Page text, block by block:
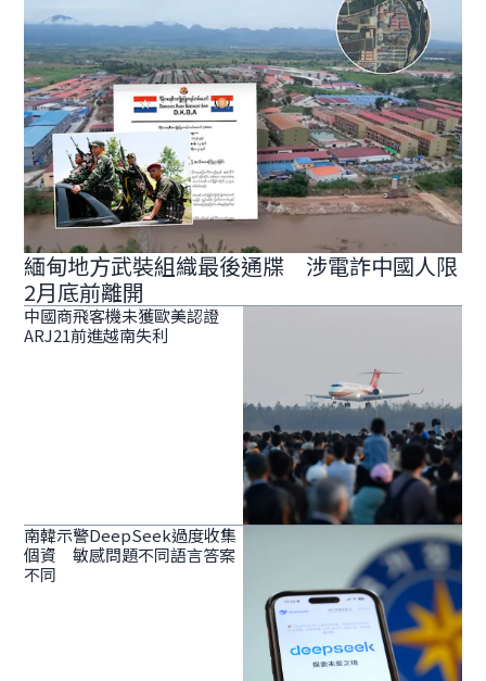
緬甸地方武裝組織最後通牒 涉電詐中國人限
2月底前離開
中國商飛客機未獲歐美認證
ARJ21前進越南失利
南韓示警DeepSeek過度收集
個資 敏感問題不同語言答案
不同